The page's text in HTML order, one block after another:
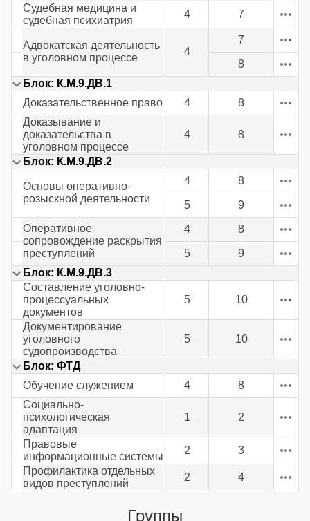
Судебная медицина и
судебная психиатрия
4 7
Адвокатская деятельность
в уголовном процессе
4
7
8
Блок: К.М.9.ДВ.1
Доказательственное право
4
8
Доказывание и
доказательства в
уголовном процессе
4 8
Блок: К.М.9.ДВ.2
Основы оперативно-
розыскной деятельности
4 8
5
9
Оперативное
сопровождение раскрытия
преступлений
4 8
5
9
Блок: К.М.9.ДВ.3
Составление уголовно-
процессуальных
документов
5 10
Документирование
уголовного
судопроизводства
5 10
Блок: ФТД
Обучение служением
4
8
Социально-
психологическая
адаптация
1 2
Правовые
информационные системы
2
3
Профилактика отдельных
видов преступлений
2 4
Группы